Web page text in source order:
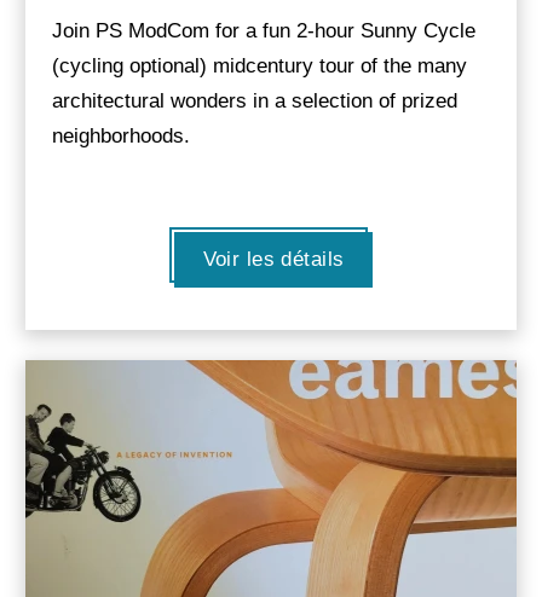
Join PS ModCom for a fun 2-hour Sunny Cycle
(cycling optional) midcentury tour of the many
architectural wonders in a selection of prized
neighborhoods.
Voir les détails